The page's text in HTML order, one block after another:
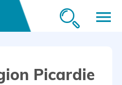
menu
Picardie